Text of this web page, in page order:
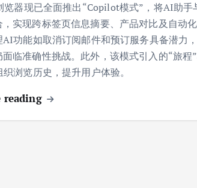
览器现已全面推出“Copilot模式”，将AI助手
实现跨标签页信息摘要、产品对比及自动化
AI功能如取消订阅邮件和预订服务具备潜力
临准确性挑战。此外，该模式引入的“旅程
浏览历史，提升用户体验。
reading